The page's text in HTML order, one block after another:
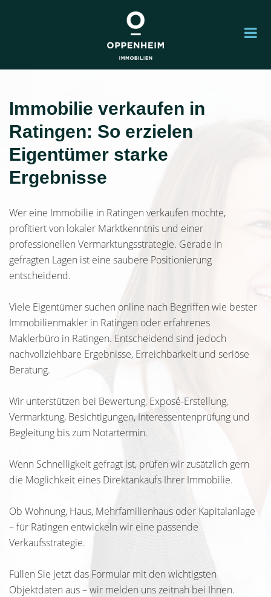
Immobilie verkaufen in
Ratingen: So erzielen
Eigentümer starke
Ergebnisse
Wer eine Immobilie in Ratingen verkaufen möchte,
profitiert von lokaler Marktkenntnis und einer
professionellen Vermarktungsstrategie. Gerade in
gefragten Lagen ist eine saubere Positionierung
entscheidend.
Viele Eigentümer suchen online nach Begriffen wie bester
Immobilienmakler in Ratingen oder erfahrenes
Maklerbüro in Ratingen. Entscheidend sind jedoch
nachvollziehbare Ergebnisse, Erreichbarkeit und seriöse
Beratung.
Wir unterstützen bei Bewertung, Exposé-Erstellung,
Vermarktung, Besichtigungen, Interessentenprüfung und
Begleitung bis zum Notartermin.
Wenn Schnelligkeit gefragt ist, prüfen wir zusätzlich gern
die Möglichkeit eines Direktankaufs Ihrer Immobilie.
Ob Wohnung, Haus, Mehrfamilienhaus oder Kapitalanlage
– für Ratingen entwickeln wir eine passende
Verkaufsstrategie.
Füllen Sie jetzt das Formular mit den wichtigsten
Objektdaten aus – wir melden uns zeitnah bei Ihnen.